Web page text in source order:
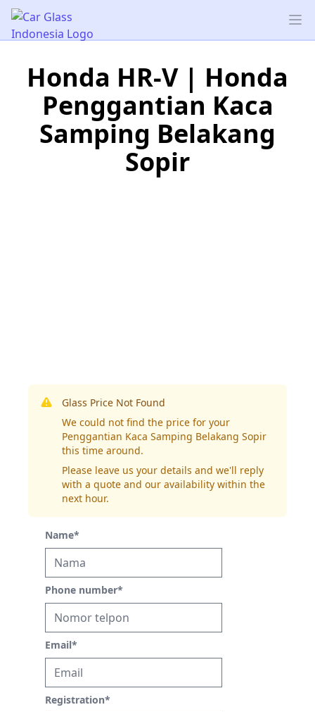
Car Glass Indonesia
Honda HR-V | Honda
Penggantian Kaca
Samping Belakang
Sopir
Glass Price Not Found
We could not find the price for your
Penggantian Kaca Samping Belakang Sopir
this time around.
Please leave us your details and we'll reply
with a quote and our availability within the
next hour.
Name*
Phone number*
Email*
Registration*